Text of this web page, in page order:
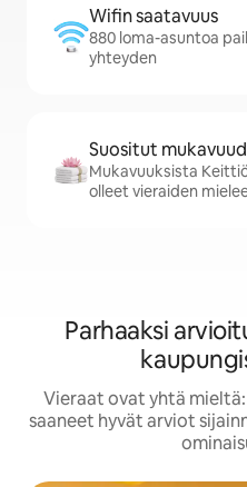
Wifin saatavuus
880 loma-asuntoa
yhteyden
Suositut
Mukavuuksista
olleet vieraiden
Parhaaksi
Vieraat ovat yhtä
saaneet hyvät arviot